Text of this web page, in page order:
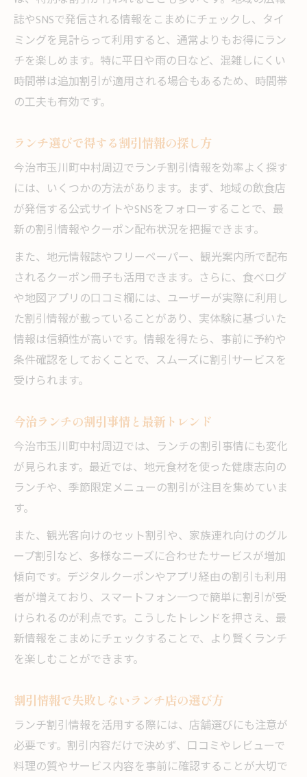
誌やSNSで発信される情報をこまめにチェックし、タイ
ミングを見計らって利用すると、通常よりもお得にラン
チを楽しめます。特に平日や雨の日など、混雑しにくい
時間帯は追加割引が適用される場合もあるため、時間帯
の工夫も有効です。
ランチ選びで得する割引情報の探し方
今治市玉川町中村周辺でランチ割引情報を効率よく探す
には、いくつかの方法があります。まず、地域の飲食店
が発信する公式サイトやSNSをフォローすることで、最
新の割引情報やクーポン配布状況を把握できます。
また、地元情報誌やフリーペーパー、観光案内所で配布
されるクーポン冊子も活用できます。さらに、食べログ
や地図アプリの口コミ欄には、ユーザーが実際に利用し
た割引情報が載っていることがあり、実体験に基づいた
情報は信頼性が高いです。情報を得たら、事前に予約や
条件確認をしておくことで、スムーズに割引サービスを
受けられます。
今治ランチの割引事情と最新トレンド
今治市玉川町中村周辺では、ランチの割引事情にも変化
が見られます。最近では、地元食材を使った健康志向の
ランチや、季節限定メニューの割引が注目を集めていま
す。
また、観光客向けのセット割引や、家族連れ向けのグル
ープ割引など、多様なニーズに合わせたサービスが増加
傾向です。デジタルクーポンやアプリ経由の割引も利用
者が増えており、スマートフォン一つで簡単に割引が受
けられるのが利点です。こうしたトレンドを押さえ、最
新情報をこまめにチェックすることで、より賢くランチ
を楽しむことができます。
割引情報で失敗しないランチ店の選び方
ランチ割引情報を活用する際には、店舗選びにも注意が
必要です。割引内容だけで決めず、口コミやレビューで
料理の質やサービス内容を事前に確認することが大切で